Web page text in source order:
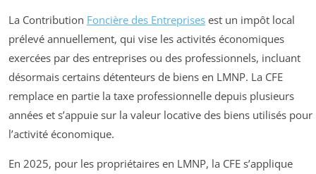
La Contribution Foncière des Entreprises est un impôt local
prélevé annuellement, qui vise les activités économiques
exercées par des entreprises ou des professionnels, incluant
désormais certains détenteurs de biens en LMNP. La CFE
remplace en partie la taxe professionnelle depuis plusieurs
années et s’appuie sur la valeur locative des biens utilisés pour
l’activité économique.
En 2025, pour les propriétaires en LMNP, la CFE s’applique